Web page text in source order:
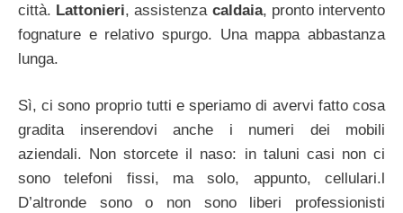
città. Lattonieri, assistenza caldaia, pronto intervento
fognature e relativo spurgo. Una mappa abbastanza
lunga.
Sì, ci sono proprio tutti e speriamo di avervi fatto cosa
gradita inserendovi anche i numeri dei mobili
aziendali. Non storcete il naso: in taluni casi non ci
sono telefoni fissi, ma solo, appunto, cellulari.l
D’altronde sono o non sono liberi professionisti